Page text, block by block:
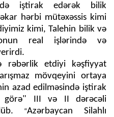
iştirak edərək bilik
hərbi mütəxəssis kimi
kimi, Talehin bilik və
real işlərində və
rəbərlik etdiyi kəşfiyyat
mövqeyini ortaya
azad edilməsində iştirak
görə" III və II dərəcəli
“Azərbaycan Silahlı